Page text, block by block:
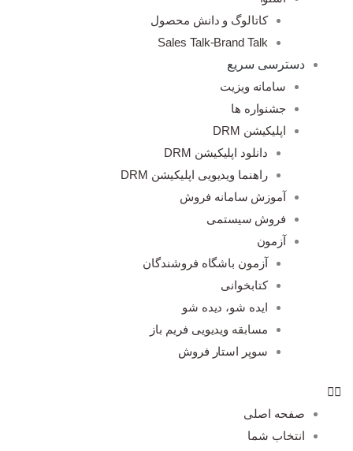
کاتالوگ و دانش محصول
Sales Talk-Brand Talk
دسترسی سریع
سامانه ویزیت
جشنواره ها
اپلیکیشن DRM
دانلود اپلیکیشن DRM
راهنما ویدیویی اپلیکیشن DRM
آموزش سامانه فروش
فروش سیستمی
آزمون
آزمون باشگاه فروشندگان
کتابخوانی
ایده شو، دیده شو
مسابقه ویدیویی فریم باز
سوپر استار فروش
صفحه اصلی
انتخاب شما